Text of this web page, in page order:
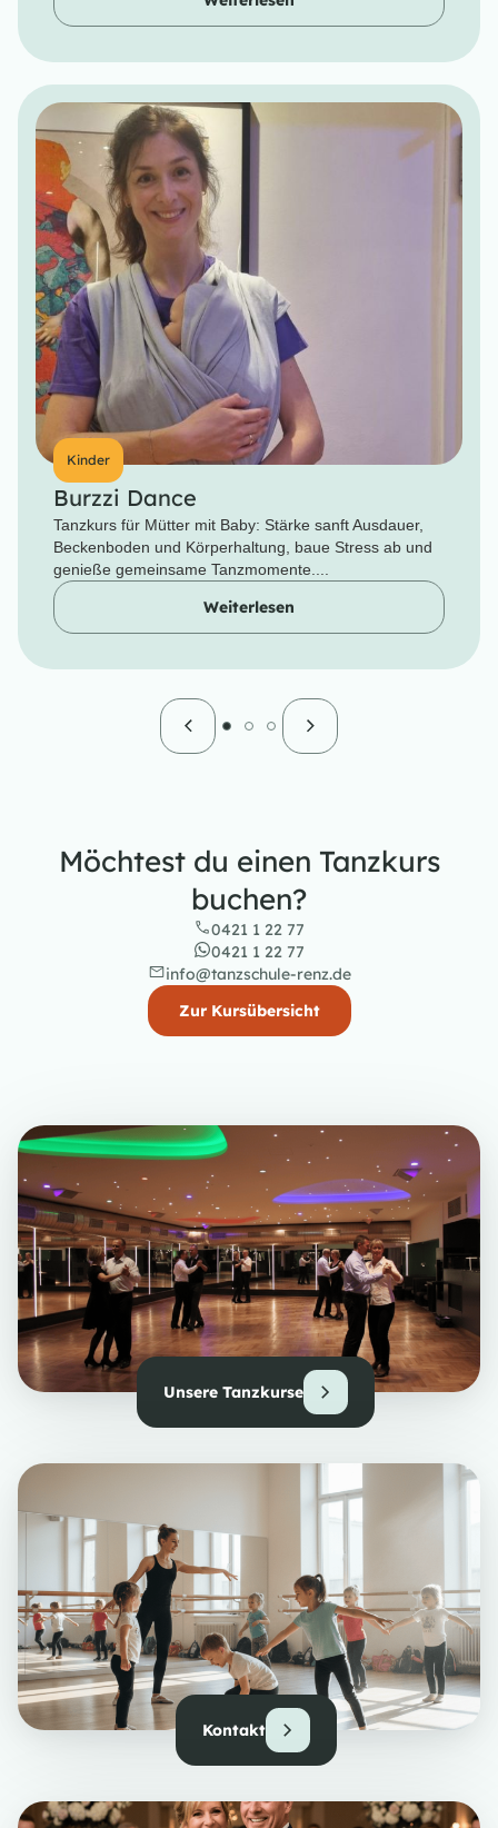
Kinder
Burzzi Dance
Tanzkurs für Mütter mit Baby: Stärke sanft Ausdauer,
Beckenboden und Körperhaltung, baue Stress ab und
genieße gemeinsame Tanzmomente....
Weiterlesen
Möchtest du einen Tanzkurs
buchen?
0421 1 22 77
0421 1 22 77
info@tanzschule-renz.de
Zur Kursübersicht
Unsere Tanzkurse
Kontakt